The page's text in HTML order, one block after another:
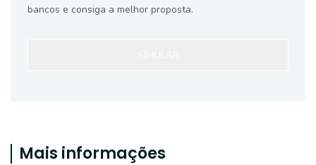
bancos e consiga a melhor proposta.
Mais informações